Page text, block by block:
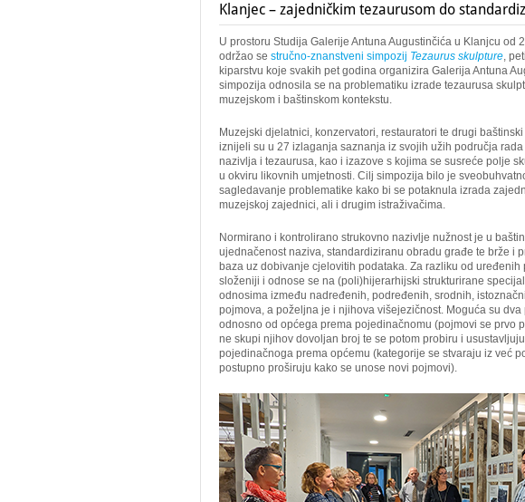
Klanjec – zajedničkim tezaurusom do
U prostoru Studija Galerije Antuna Augustinčića u Klanjcu od
održao se stručno-znanstveni simpozij Tezaurus skulpture,
kiparstvu koje svakih pet godina organizira Galerija Antuna
simpozija odnosila se na problematiku izrade tezaurusa
muzejskom i baštinskom kontekstu.
Muzejski djelatnici, konzervatori, restauratori te drugi
iznijeli su u 27 izlaganja saznanja iz svojih užih područja
nazivlja i tezaurusa, kao i izazove s kojima se susreće polje
u okviru likovnih umjetnosti. Cilj simpozija bilo je
sagledavanje problematike kako bi se potaknula izrada
muzejskoj zajednici, ali i drugim istraživačima.
Normirano i kontrolirano strukovno nazivlje nužnost je u
ujednačenost naziva, standardiziranu obradu građe te brže i
baza uz dobivanje cjelovitih podataka. Za razliku od
složeniji i odnose se na (poli)hijerarhijski strukturirane
odnosima između nadređenih, podređenih, srodnih,
pojmova, a poželjna je i njihova višejezičnost. Moguća su
odnosno od općega prema pojedinačnomu (pojmovi se prvo
ne skupi njihov dovoljan broj te se potom probiru i
pojedinačnoga prema općemu (kategorije se stvaraju iz već
postupno proširuju kako se unose novi pojmovi).